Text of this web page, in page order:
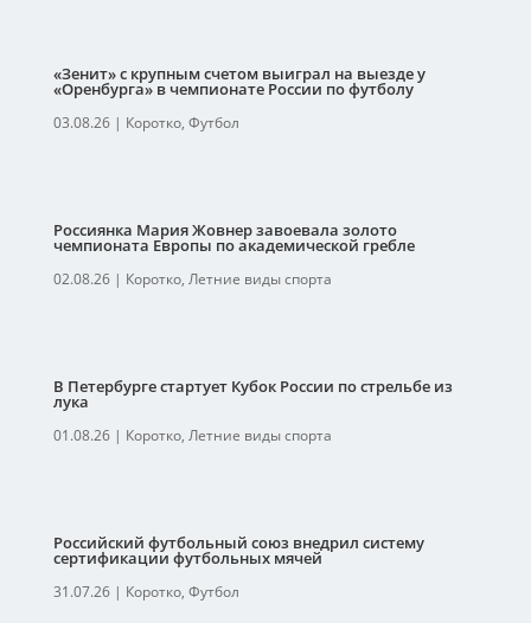
«Зенит» с крупным счетом выиграл на выезде у
«Оренбурга» в чемпионате России по футболу
03.08.26| Коротко, Футбол
Россиянка Мария Жовнер завоевала золото
чемпионата Европы по академической гребле
02.08.26| Коротко, Летние виды спорта
В Петербурге стартует Кубок России по стрельбе из
лука
01.08.26| Коротко, Летние виды спорта
Российский футбольный союз внедрил систему
сертификации футбольных мячей
31.07.26| Коротко, Футбол